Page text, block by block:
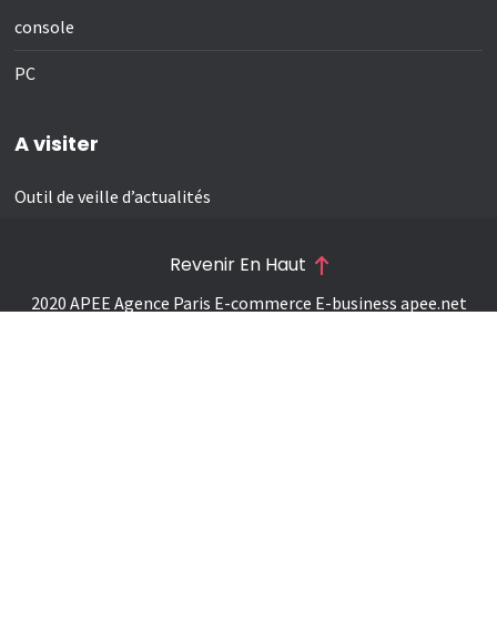
console
PC
A visiter
Outil de veille d’actualités
2020 APEE Agence Paris E-commerce E-business apee.net
Revenir En Haut